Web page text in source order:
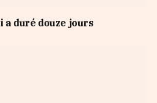
a duré douze jours